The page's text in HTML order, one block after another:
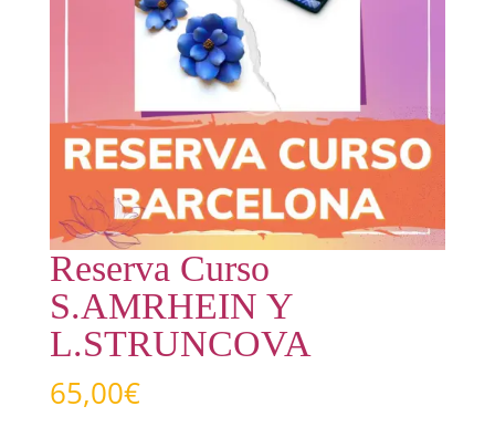
Reserva Curso
S.AMRHEIN Y
L.STRUNCOVA
65,00€